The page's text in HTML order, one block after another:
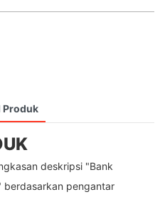
Produk
deskripsi "Bank
berdasarkan pengantar